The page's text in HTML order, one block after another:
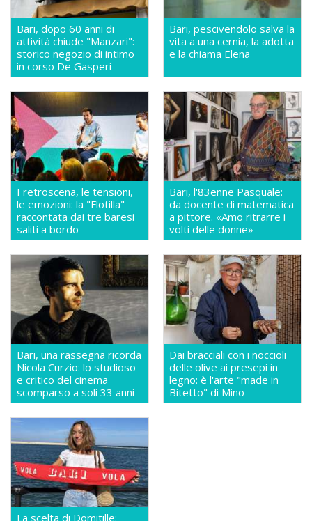
Bari, dopo 60 anni di
attività chiude "Manzari":
storico negozio di intimo
in corso De Gasperi
Bari, pescivendolo salva la
vita a una cernia, la adotta
e la chiama Elena
I retroscena, le tensioni,
le emozioni: la "Flotilla"
raccontata dai tre baresi
saliti a bordo
Bari, l'83enne Pasquale:
da docente di matematica
a pittore. «Amo ritrarre i
volti delle donne»
Bari, una rassegna ricorda
Nicola Curzio: lo studioso
e critico del cinema
scomparso a soli 33 anni
Dai bracciali con i noccioli
delle olive ai presepi in
legno: è l'arte "made in
Bitetto" di Mino
La scelta di Domitille: